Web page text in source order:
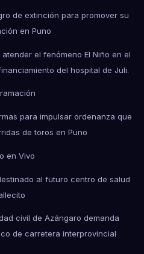
de extinción para promover su
en Puno
el fenómeno El Niño en el
del hospital de Juli.
para impulsar ordenanza que
de toros en Puno
en Vivo
al futuro centro de salud
civil de Azángaro demanda
de carretera interprovincial